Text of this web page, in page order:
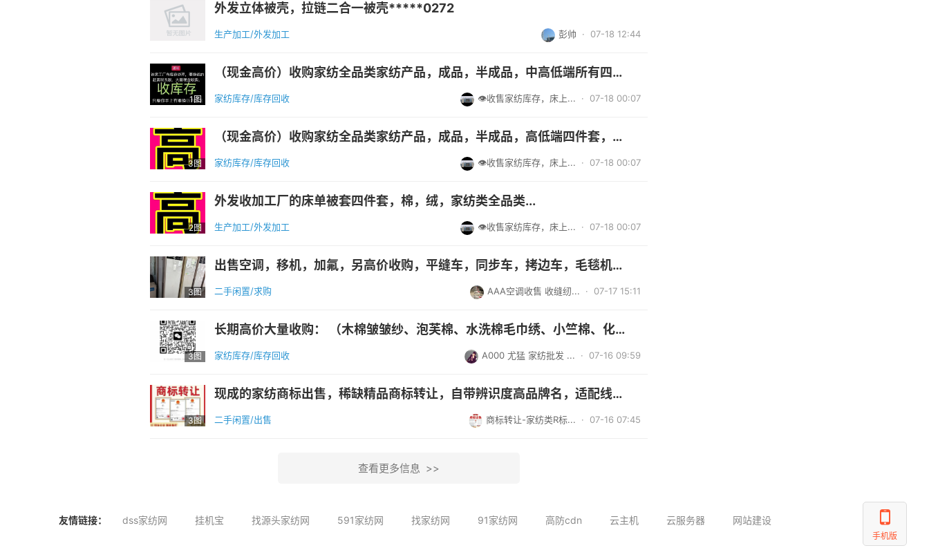
外发立体被壳，拉链二合一被壳*****0272
生产加工/外发加工 彭帅 · 07-18 12:44
1图
（现金高价）收购家纺全品类家纺产品，成品，半成品，中高低端所有四件套，...
家纺库存/库存回收 👁收售家纺库存，床上... · 07-18 00:07
3图
（现金高价）收购家纺全品类家纺产品，成品，半成品，高低端四件套，冬被，...
家纺库存/库存回收 👁收售家纺库存，床上... · 07-18 00:07
2图
外发收加工厂的床单被套四件套，棉，绒，家纺类全品类...
生产加工/外发加工 👁收售家纺库存，床上... · 07-18 00:07
3图
出售空调，移机，加氟，另高价收购，平缝车，同步车，拷边车，毛毯机，月牙...
二手闲置/求购 AAA空调收售 收缝纫... · 07-17 15:11
3图
长期高价大量收购： （木棉皱皱纱、泡芙棉、水洗棉毛巾绣、小竺棉、化纤刺...
家纺库存/库存回收 A000 尤猛 家纺批发 ... · 07-16 09:59
3图
现成的家纺商标出售，稀缺精品商标转让，自带辨识度高品牌名，适配线上旗舰...
二手闲置/出售 商标转让-家纺类R标... · 07-16 07:45
查看更多信息 >>
友情链接： dss家纺网 挂机宝 找源头家纺网 591家纺网 找家纺网 91家纺网 高防cdn 云主机 云服务器 网站建设
手机版